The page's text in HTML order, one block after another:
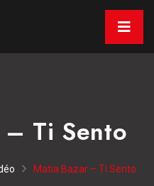
Ti Sento
Matia Bazar – Ti Sento